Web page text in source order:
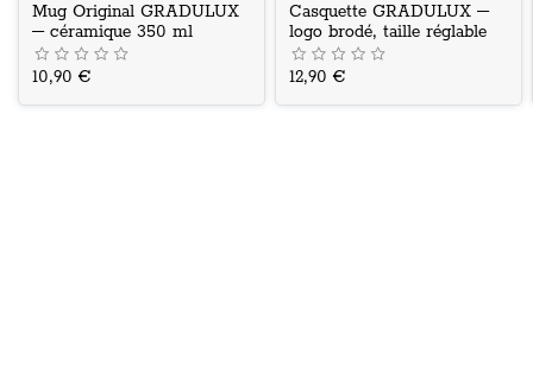
Mug Original GRADULUX
– céramique 350 ml
10,90 €
Casquette GRADULUX –
logo brodé, taille réglable
12,90 €